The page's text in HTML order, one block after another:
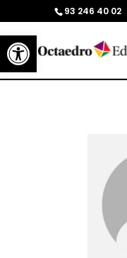
Abrir barra de
93 246 40 02